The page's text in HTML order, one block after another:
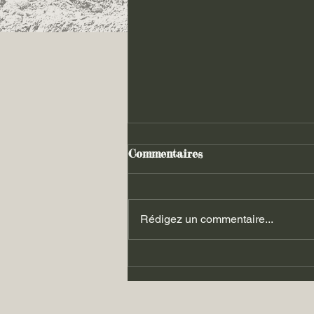
Commentaires
Rédigez un commentaire...